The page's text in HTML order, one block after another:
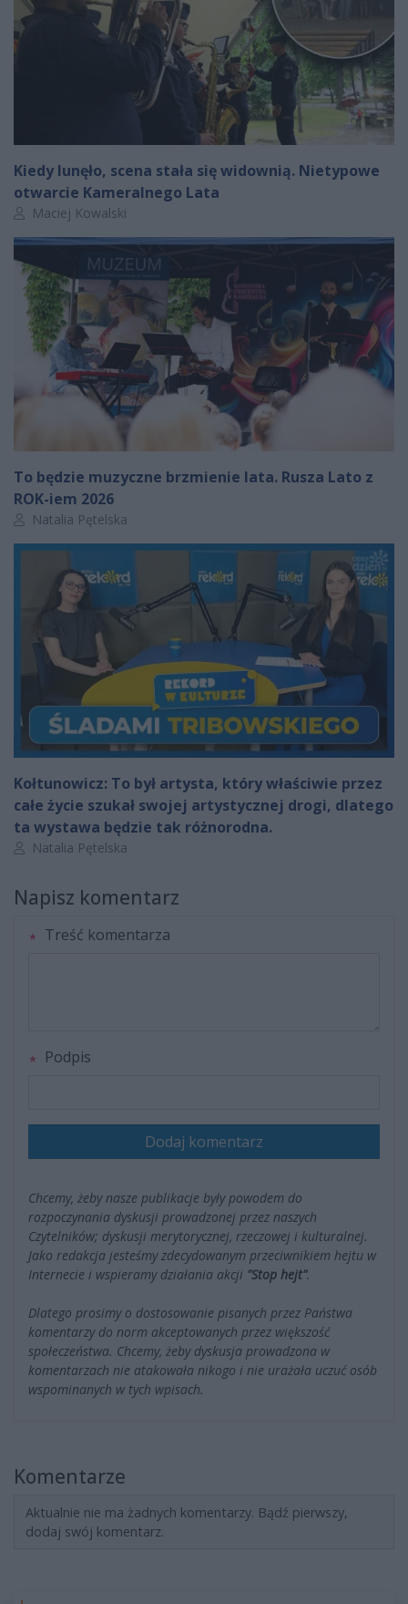
Kiedy lunęło, scena stała się widownią. Nietypowe
otwarcie Kameralnego Lata
Autor artykułu:
Maciej Kowalski
To będzie muzyczne brzmienie lata. Rusza Lato z
ROK-iem 2026
Autor artykułu:
Natalia Pętelska
Kołtunowicz: To był artysta, który właściwie przez
całe życie szukał swojej artystycznej drogi, dlatego
ta wystawa będzie tak różnorodna.
Autor artykułu:
Natalia Pętelska
Napisz komentarz
Treść komentarza
Podpis
Dodaj komentarz
Chcemy, żeby nasze publikacje były powodem do
rozpoczynania dyskusji prowadzonej przez naszych
Czytelników; dyskusji merytorycznej, rzeczowej i kulturalnej.
Jako redakcja jesteśmy zdecydowanym przeciwnikiem hejtu w
Internecie i wspieramy działania akcji "Stop hejt".
Dlatego prosimy o dostosowanie pisanych przez Państwa
komentarzy do norm akceptowanych przez większość
społeczeństwa. Chcemy, żeby dyskusja prowadzona w
komentarzach nie atakowała nikogo i nie urażała uczuć osób
wspominanych w tych wpisach.
Komentarze
Aktualnie nie ma żadnych komentarzy. Bądź pierwszy,
dodaj swój komentarz.